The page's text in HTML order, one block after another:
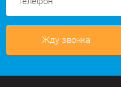
Жду звонка